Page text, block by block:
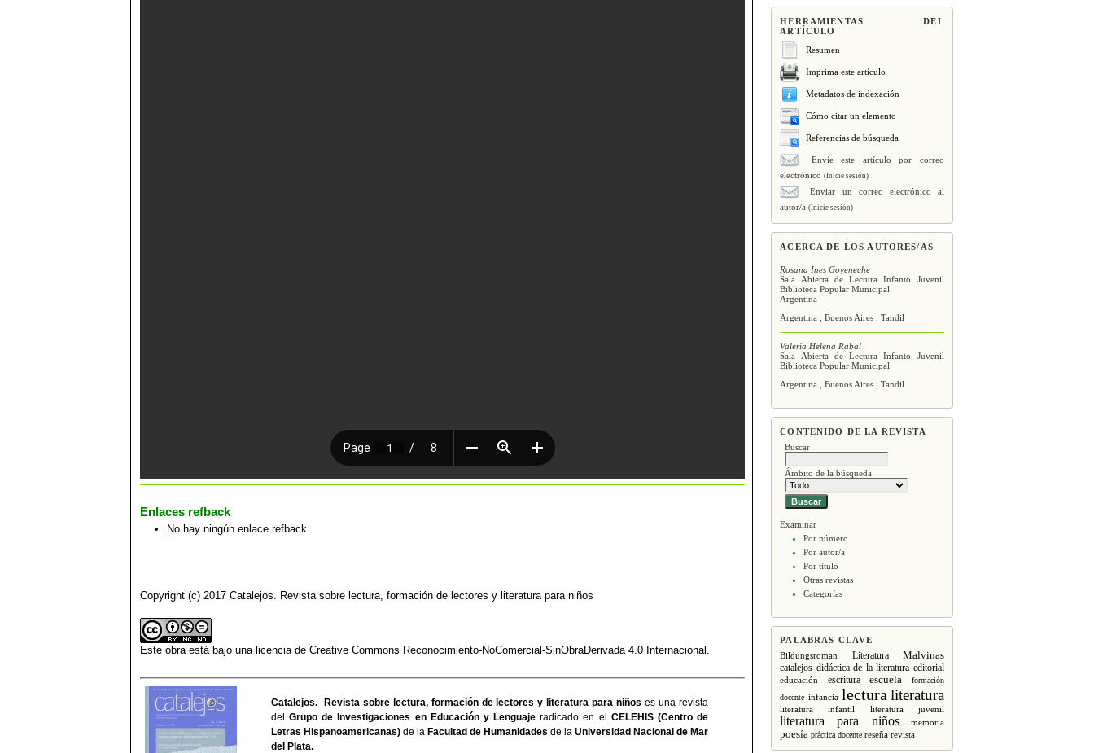
HERRAMIENTAS DEL
ARTÍCULO
Resumen
Imprima este artículo
Metadatos de indexación
Cómo citar un elemento
Referencias de búsqueda
Envíe este artículo por correo
electrónico(Inicie sesión)
Enviar un correo electrónico al
autor/a(Inicie sesión)
ACERCA DE LOS AUTORES/AS
Rosana Ines Goyeneche
Sala Abierta de Lectura Infanto Juvenil
Biblioteca Popular Municipal
Argentina
Argentina , Buenos Aires , Tandil
Valeria Helena Rabal
Sala Abierta de Lectura Infanto Juvenil
Biblioteca Popular Municipal
Argentina , Buenos Aires , Tandil
CONTENIDO DE LA REVISTA
Buscar
Ámbito de la búsqueda
Examinar
Por número
Por autor/a
Por título
Otras revistas
Categorías
PALABRAS CLAVE
Bildungsroman Literatura Malvinas
catalejos didáctica de la literatura editorial
educación escritura escuela
formación
docente infancia lectura literatura
literatura infantil literatura juvenil
literatura para niños memoria
poesía práctica docente reseña revista
Enlaces refback
No hay ningún enlace refback.
Copyright (c) 2017 Catalejos. Revista sobre lectura, formación de lectores y literatura para niños
Este obra está bajo una licencia de Creative Commons Reconocimiento-NoComercial-SinObraDerivada 4.0 Internacional
Catalejos. Revista sobre lectura, formación de lectores y literatura para niños es una revista
del Grupo de Investigaciones en Educación y Lenguaje radicado en el CELEHIS (Centro de
Letras Hispanoamericanas) de la Facultad de Humanidades de la Universidad Nacional de Mar
del Plata.